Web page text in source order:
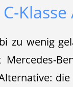
zu wenig
die